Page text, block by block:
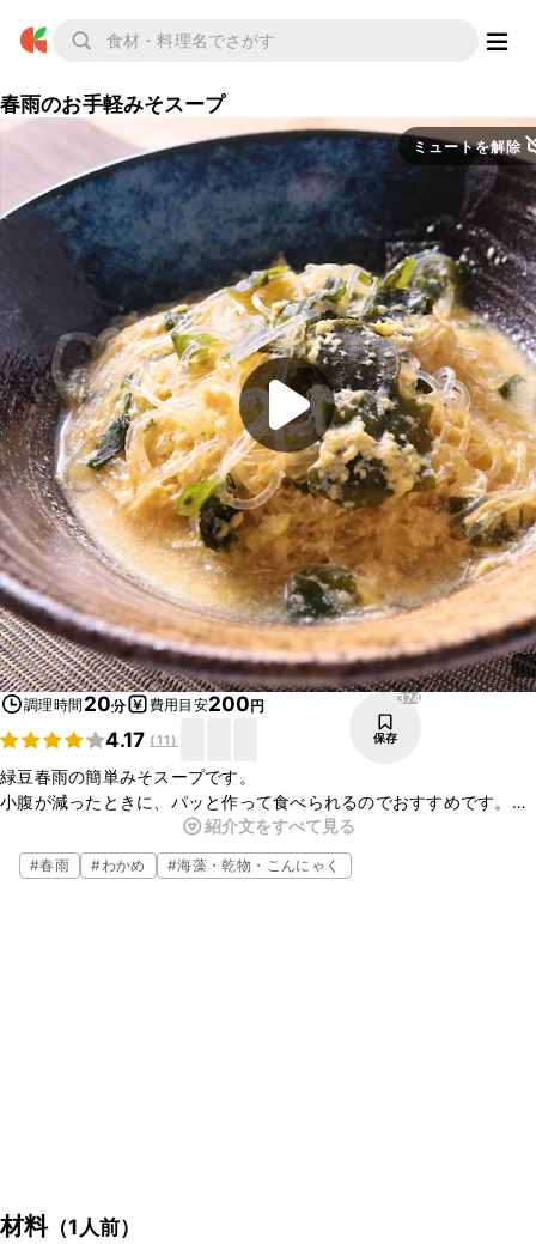
春雨のお手軽みそスープ
ミュートを解除
調理時間 20分 費用目安200円
4.17 (11)
374
保存
緑豆春雨の簡単みそスープです。
小腹が減ったときに、パッと作って食べられるのでおすすめです。
温かいスープなので、寒い日にいかがですか？
食欲がない時でも、さっぱりしているので食べやすいです。
ぜひお試しくださいね。
紹介文をすべて見る
#春雨 #わかめ #海藻・乾物・こんにゃく
材料（1人前）